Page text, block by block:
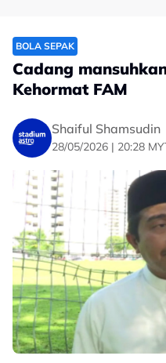
BOLA SEPAK
Cadang
Kehormat FAM
Shaiful Shamsudin
28/05/2026 | 20:28